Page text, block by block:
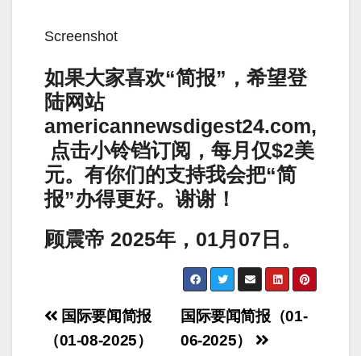
Screenshot
如果大家喜欢“简报”，希望登
陆网站
americannewsdigest24.com,
点击小铃铛订阅，每月仅$2美
元。有你们的支持我会把“简
报”办得更好。谢谢！
顾震帝 2025年，01月07日。
Post
navigation
国际要闻简报（01-
06-2025）
国际要闻简报
（01-08-2025）